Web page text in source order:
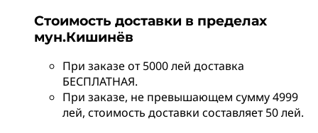
Стоимость доставки в пределах
мун.Кишинёв
При заказе от 5000 лей доставка
БЕСПЛАТНАЯ.
При заказе, не превышающем сумму 4999
лей, стоимость доставки составляет 50 лей.